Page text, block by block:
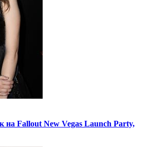
на Fallout New Vegas Launch Party,